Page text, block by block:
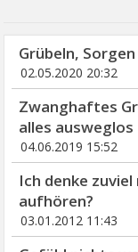
Grübeln,
02.05.2020 20:32
Zwanghaftes
alles ausweglos
04.06.2019 15:52
Ich denke
aufhören?
03.01.2012 11:43